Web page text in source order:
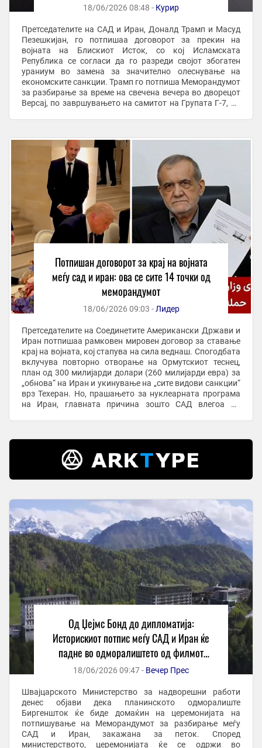
18/06/2026 08:48 - Курир
Претседателите на САД и Иран, Доналд Трамп и Масуд
Пезешкијан, го потпишаа договорот за прекин на
војната на Блискиот Исток, со кој Исламската
Република се согласи да го разреди својот збогатен
ураниум во замена за значително олеснување на
економските санкции. Трамп го потпиша Меморандумот
за разбирање за време на свечена вечера во дворецот
Версај, по завршувањето на самитот на Групата Г-7, во
Потпишан договорот за крај на војната
меѓу сад и иран: ова се сите 14 точки од
меморандумот
18/06/2026 09:03 - Лидер
Претседателите на Соединетите Американски Држави и
Иран потпишаа рамковен мировен договор за ставање
крај на војната, кој стапува на сила веднаш. Спогодбата
вклучува повторно отворање на Ормутскиот теснец,
план од 300 милијарди долари (260 милијарди евра) за
„обнова“ на Иран и укинување на „сите видови санкции“
врз Техеран. Но, прашањето за нуклеарната програма
на Иран, главната причина зошто САД влегоа во
Од Џејмс Бонд до дипломатија:
Историскиот потпис меѓу САД и Иран ќе
падне во одморалиштето од филмот
„Голдфингер“
18/06/2026 09:47 - Вечер Прес
Швајцарското Министерство за надворешни работи
денес објави дека планинското одморалиште
Биргеншток ќе биде домаќин на церемонијата на
потпишување на Меморандумот за разбирање меѓу
САД и Иран, закажана за петок. Според
министерството, церемонијата ќе се одржи во